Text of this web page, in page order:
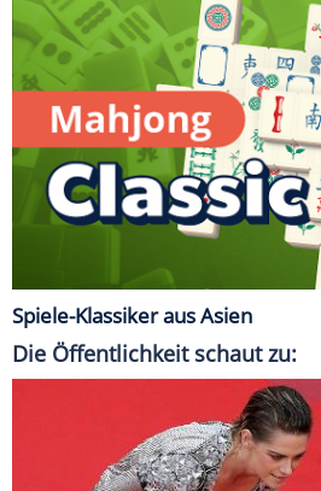
Spiele-Klassiker aus Asien
Die Öffentlichkeit schaut zu: